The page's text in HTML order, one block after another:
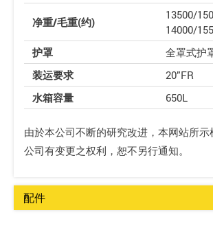
净重/毛重(约)
13500/
14000/
护罩
全罩式护
装运要求
20”FR
水箱容量
650L
由於本公司不断的研究改进，本网站所
公司有变更之权利，恕不另行通知。
配件